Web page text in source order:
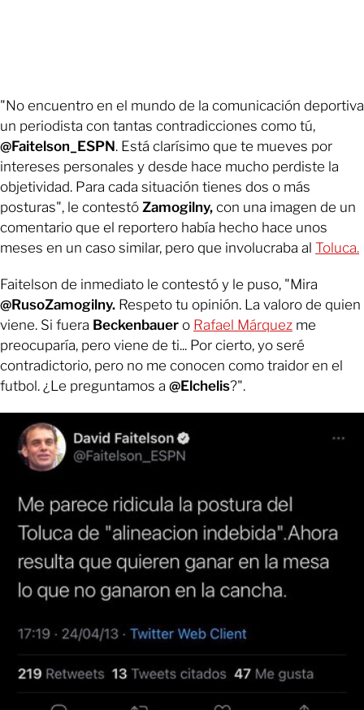
"No encuentro en el mundo de la comunicación deportiva
un periodista con tantas contradicciones como tú,
@Faitelson_ESPN. Está clarísimo que te mueves por
intereses personales y desde hace mucho perdiste la
objetividad. Para cada situación tienes dos o más
posturas", le contestó Zamogilny, con una imagen de un
comentario que el reportero había hecho hace unos
meses en un caso similar, pero que involucraba al Toluca.
Faitelson de inmediato le contestó y le puso, "Mira
@RusoZamogilny. Respeto tu opinión. La valoro de quien
viene. Si fuera Beckenbauer o Rafael Márquez me
preocuparía, pero viene de ti... Por cierto, yo seré
contradictorio, pero no me conocen como traidor en el
futbol. ¿Le preguntamos a @Elchelis?".